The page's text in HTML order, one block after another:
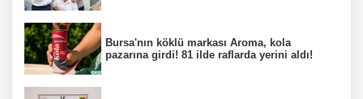
Bursa'nın köklü markası Aroma, kola
pazarına girdi! 81 ilde raflarda yerini aldı!